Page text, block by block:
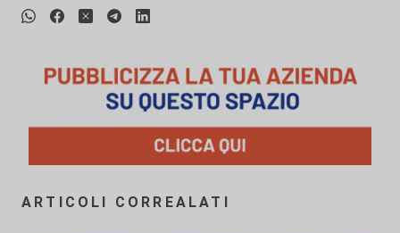
ARTICOLI CORREALATI